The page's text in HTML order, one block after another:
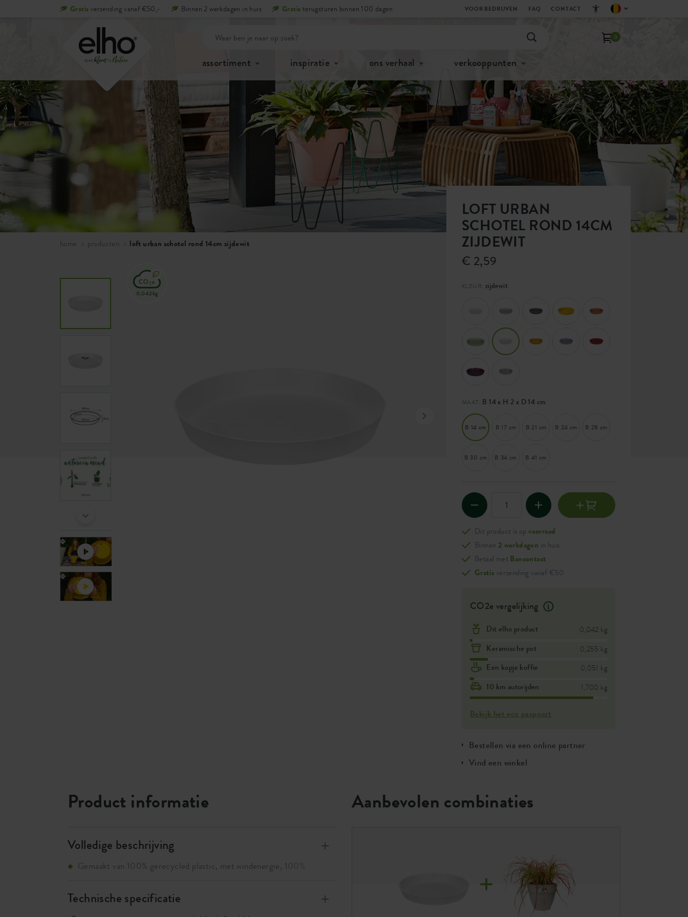
Gratis verzending vanaf €50,- Binnen 2 werkdagen in huis Gratis terugsturen binnen 100 dagen VOOR BEDRIJVEN FAQ CONTACT
0
assortiment inspiratie ons verhaal verkooppunten
home producten loft urban schotel rond 14cm zijdewit
LOFT URBAN
SCHOTEL ROND 14CM
ZIJDEWIT
€ 2,59
KLEUR: zijdewit
MAAT: B 14 x H 2 x D 14 cm
B 14 cm B 17 cm B 21 cm B 24 cm B 28 cm
B 30 cm B 34 cm B 41 cm
Dit product is opvoorraad
Binnen 2 werkdagen in huis
Betaal met Bancontact
Gratis verzending vanaf €50
CO2e vergelijking
Dit elho product 0,042 kg
Keramische pot 0,255 kg
Een kopje koffie 0,051 kg
10 km autorijden 1,700 kg
Bekijk het eco paspoort
Bestellen via een online partner
Vind een winkel
0,042kg
Product informatie
Volledige beschrijving
Gemaakt van 100% gerecycled plastic, met windenergie, 100%
Altijd gezonde planten, door de efficiënte bewatering zullen de wortels
van je planten niet rotten.
Technische specificatie
Aanbevolen combinaties